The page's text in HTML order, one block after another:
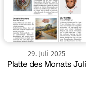
29. Juli 2025
Platte des Monats Juli